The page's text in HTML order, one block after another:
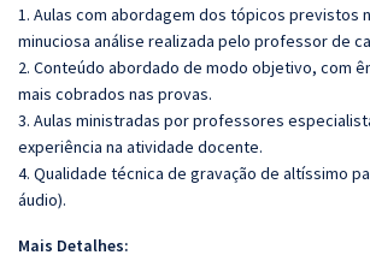
1. Aulas com abordagem dos tópicos previstos
minuciosa análise realizada pelo professor de
2. Conteúdo abordado de modo objetivo, com
mais cobrados nas provas.
3. Aulas ministradas por professores
experiência na atividade docente.
4. Qualidade técnica de gravação de altíssimo
áudio).
Mais Detalhes: